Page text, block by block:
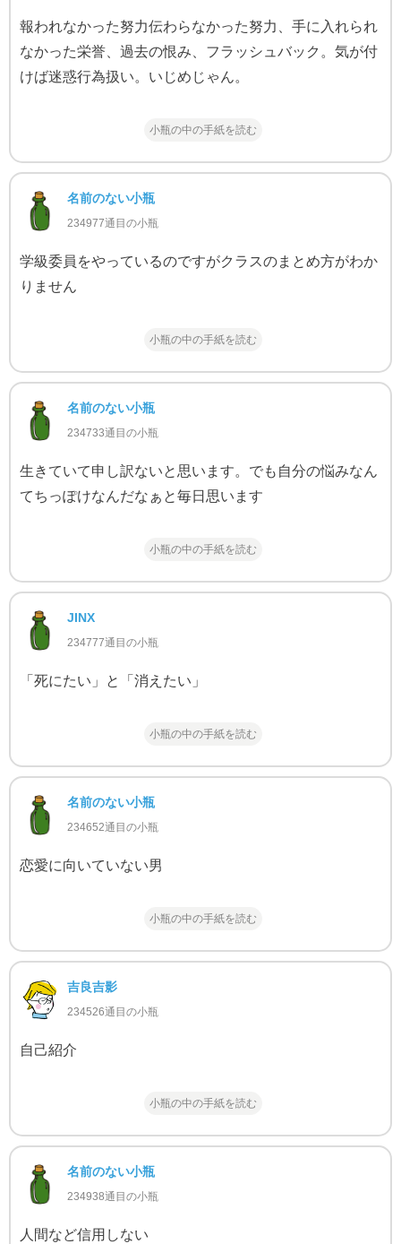
報われなかった努力伝わらなかった努力、手に入れられ
なかった栄誉、過去の恨み、フラッシュバック。気が付
けば迷惑行為扱い。いじめじゃん。
小瓶の中の手紙を読む
名前のない小瓶
234977通目の小瓶
学級委員をやっているのですがクラスのまとめ方がわか
りません
小瓶の中の手紙を読む
名前のない小瓶
234733通目の小瓶
生きていて申し訳ないと思います。でも自分の悩みなん
てちっぽけなんだなぁと毎日思います
小瓶の中の手紙を読む
JINX
234777通目の小瓶
「死にたい」と「消えたい」
小瓶の中の手紙を読む
名前のない小瓶
234652通目の小瓶
恋愛に向いていない男
小瓶の中の手紙を読む
吉良吉影
234526通目の小瓶
自己紹介
小瓶の中の手紙を読む
名前のない小瓶
234938通目の小瓶
人間など信用しない